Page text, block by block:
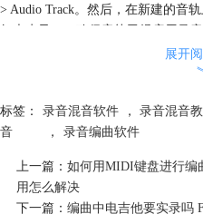
> Audio Track。然后，在新建的音
如麦克风），确保音轨已经启用录音
图2 建
展开
标签： 录音混音软件 ， 录音混音
音
， 录音编曲软件
上一篇： 如何用MIDI键盘进行编
用怎么解决
下一篇： 编曲中电吉他要实录吗